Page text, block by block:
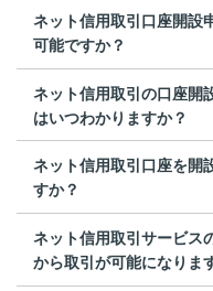
ネット信用取引口座開設
可能ですか？
ネット信用取引の口座開
はいつわかりますか？
ネット信用取引口座を開
すか？
ネット信用取引サービス
から取引が可能になりま